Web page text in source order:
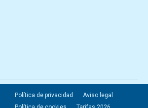
Política de privacidad
Aviso legal